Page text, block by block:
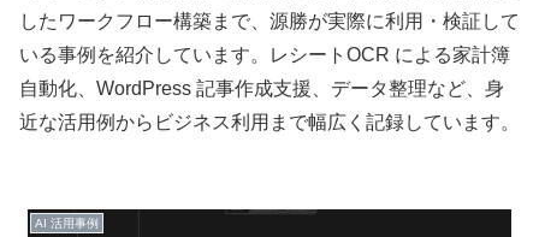
したワークフロー構築まで、源勝が実際に利用・検証して
いる事例を紹介しています。レシートOCR による家計簿
自動化、WordPress 記事作成支援、データ整理など、身
近な活用例からビジネス利用まで幅広く記録しています。
AI 活用事例